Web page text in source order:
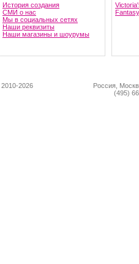
История создания
СМИ о нас
Мы в социальных сетях
Наши реквизиты
Наши магазины и шоурумы
2010-2026
Россия,
(495)